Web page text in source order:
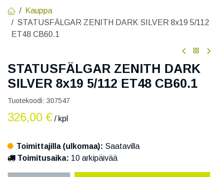
Kauppa
STATUSFÄLGAR ZENITH DARK SILVER 8x19 5/112
ET48 CB60.1
STATUSFÄLGAR ZENITH DARK
SILVER 8x19 5/112 ET48 CB60.1
Tuotekoodi: 307547
326,00 € / kpl
Toimittajilla (ulkomaa): Saatavilla
Toimitusaika: 10 arkipäivää